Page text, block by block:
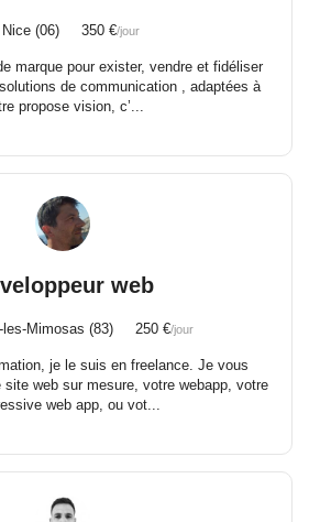
(06) 350 €/jour
marque pour exister, vendre et fidéliser
de communication , adaptées à
propose vision, c’...
web
Mimosas (83) 250 €/jour
je le suis en freelance. Je vous
site web sur mesure, votre webapp, votre
web app, ou vot...